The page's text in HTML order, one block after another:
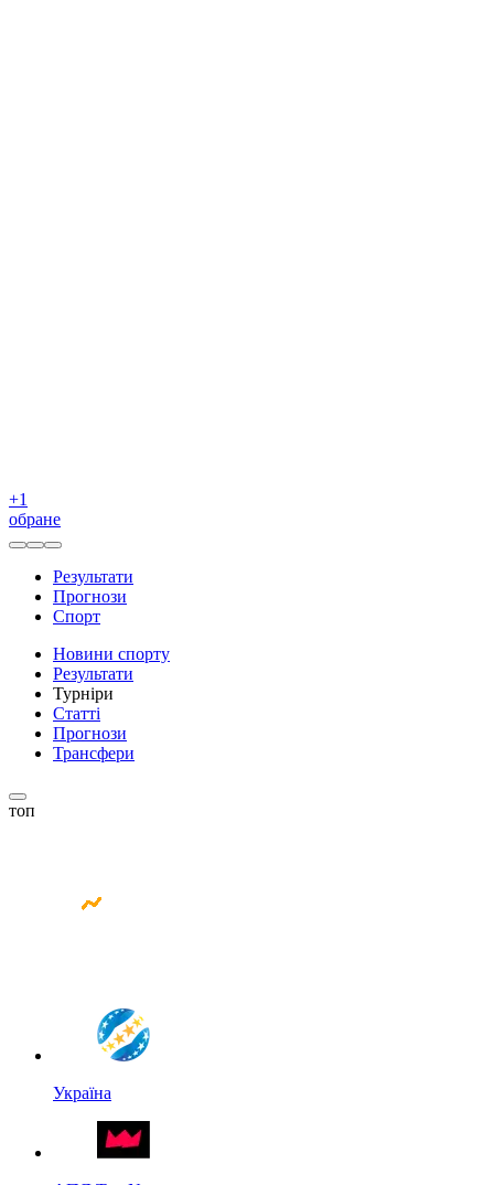
+1
обране
Результати
Прогнози
Спорт
Новини спорту
Результати
Турніри
Статті
Прогнози
Трансфери
топ
Україна